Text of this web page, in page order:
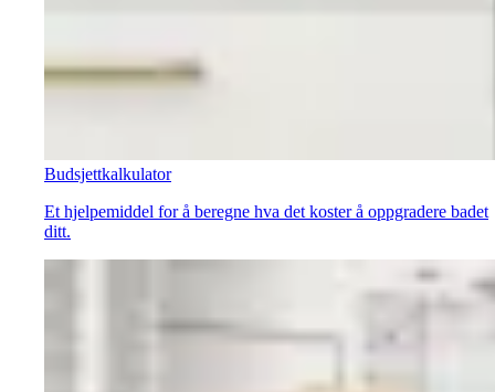
Budsjettkalkulator
Et hjelpemiddel for å beregne hva det koster å oppgradere badet
ditt.